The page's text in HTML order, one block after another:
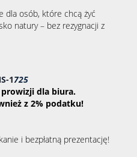
dla osób, które chcą żyć
natury – bez rezygnacji z
1725
prowizji dla biura.
z 2% podatku!
i bezpłatną prezentację!